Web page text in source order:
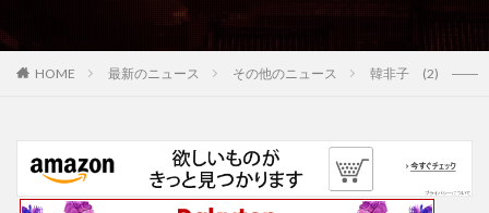
HOME 最新のニュース その他のニュース 韓非子 (2) ―― 性